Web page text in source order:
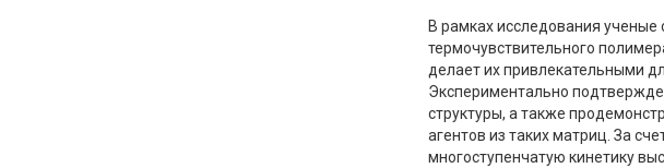
В рамках исследования
термочувствительного
делает их привлекательными
Экспериментально
структуры, а также
агентов из таких матриц. За
многоступенчатую кинетику